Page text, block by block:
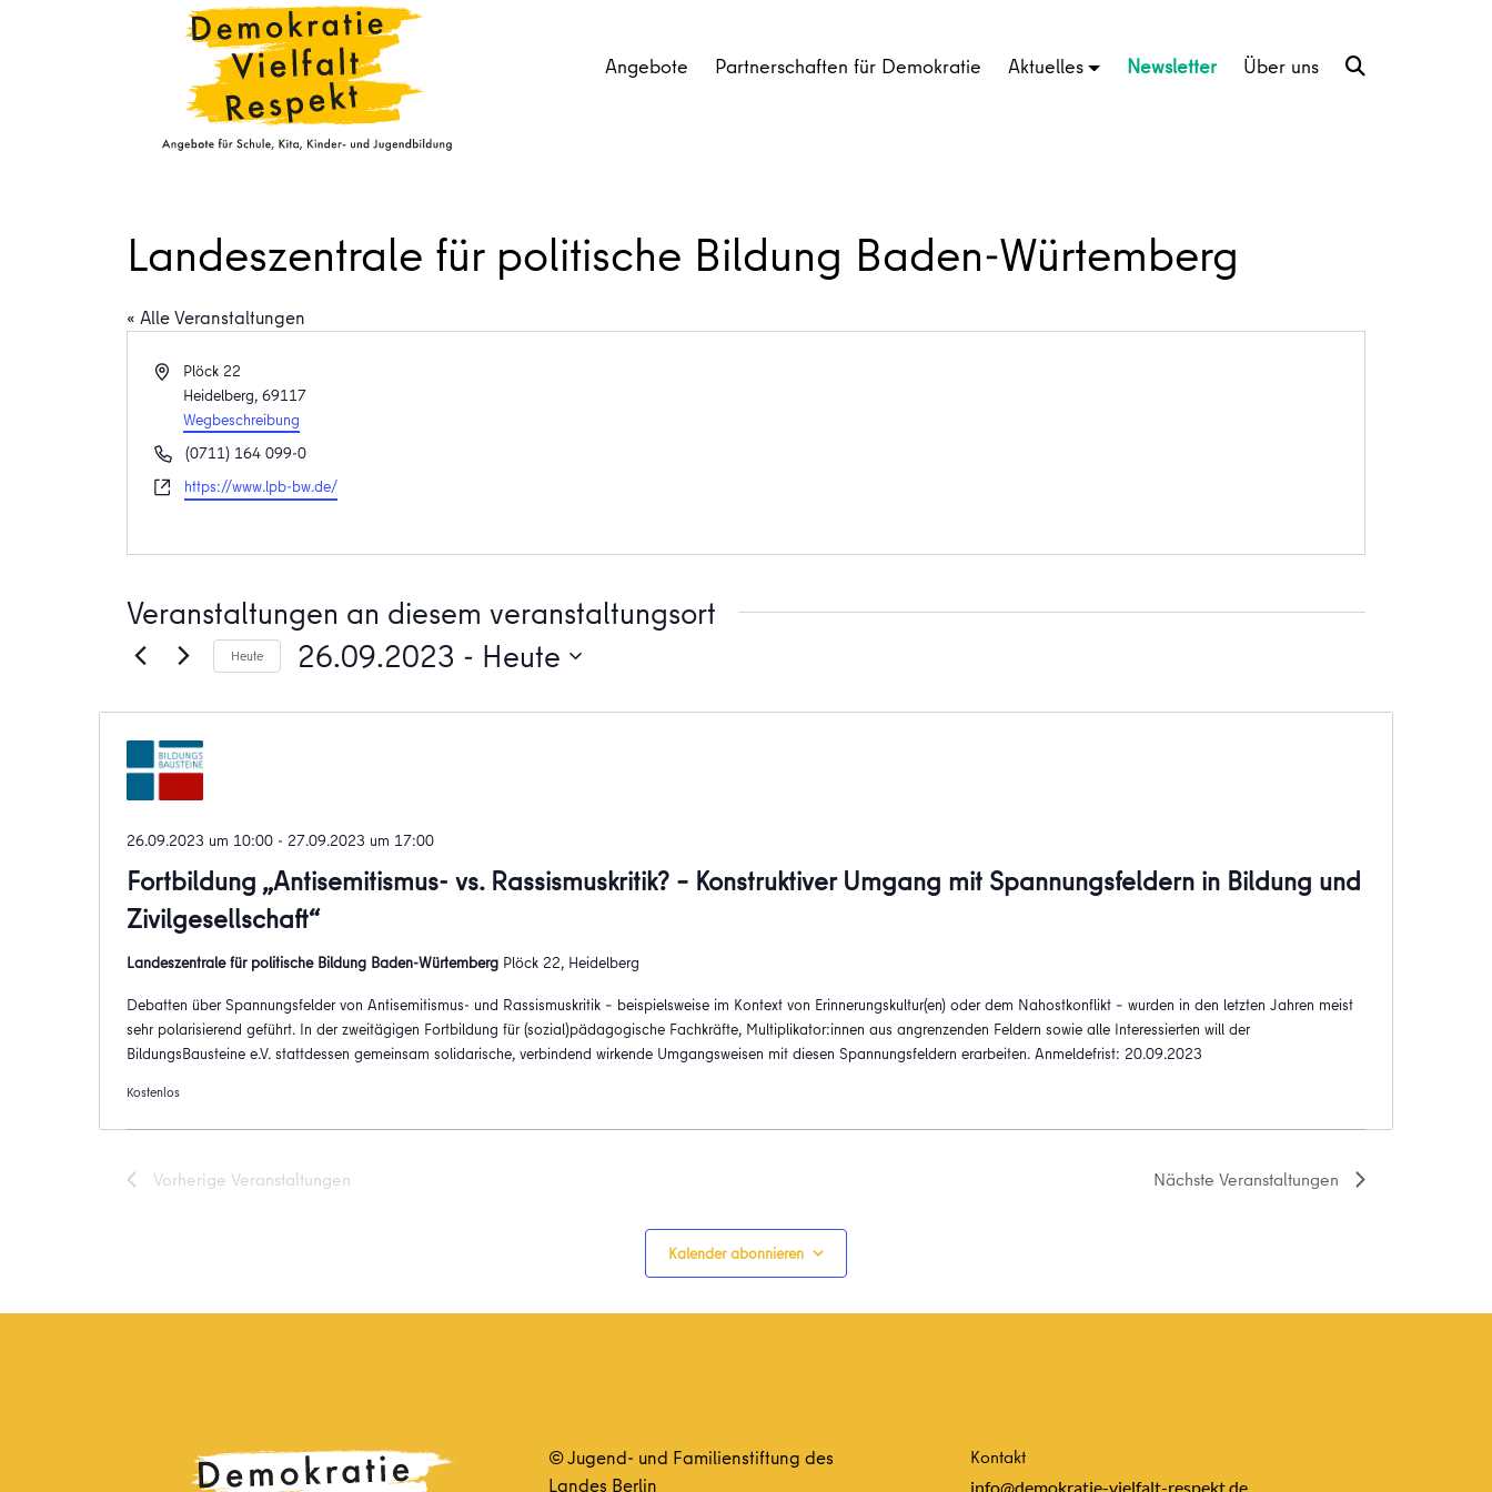
Angebote Partnerschaften für Demokratie Aktuelles Newsletter Über uns
Landeszentrale für politische Bildung Baden-Würtemberg
« Alle Veranstaltungen
AdressePlöck 22
Heidelberg, 69117
Wegbeschreibung
Telefon(0711) 164 099-0
Webseitehttps://www.lpb-bw.de/
Veranstaltungen an diesem veranstaltungsort
Heute 26.09.2023 - Heute
wählen.
Fortbildung „Antisemitismus- vs. Rassismuskritik? – Konstruktiver Umgang mit Spannungsfeldern in Bildung und
Zivilgesellschaft“
26.09.2023 um 10:00 - 27.09.2023 um 17:00
Landeszentrale für politische Bildung Baden-Würtemberg Plöck 22, Heidelberg
Debatten über Spannungsfelder von Antisemitismus- und Rassismuskritik – beispielsweise im Kontext von Erinnerungskultur(en) oder dem Nahostkonflikt – wurden in den letzten Jahren meist
sehr polarisierend geführt. In der zweitägigen Fortbildung für (sozial)pädagogische Fachkräfte, Multiplikator:innen aus angrenzenden Feldern sowie alle Interessierten will der
BildungsBausteine e.V. stattdessen gemeinsam solidarische, verbindend wirkende Umgangsweisen mit diesen Spannungsfeldern erarbeiten. Anmeldefrist: 20.09.2023
Kostenlos
Vorherige Veranstaltungen Nächste Veranstaltungen
Kalender abonnieren
© Jugend- und Familienstiftung des
Landes Berlin
Kontakt
info@demokratie-vielfalt-respekt.de